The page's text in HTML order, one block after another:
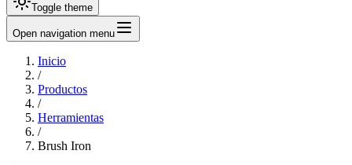
Toggle theme
Open navigation menu
Inicio
/
Productos
/
Herramientas
/
Brush Iron